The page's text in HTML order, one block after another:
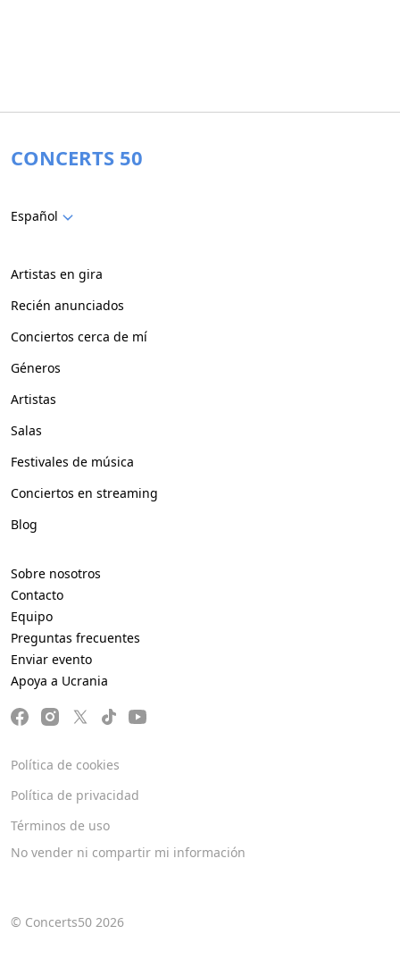
CONCERTS 50
Español
© Concerts50 2026
Artistas en gira
Recién anunciados
Conciertos cerca de mí
Géneros
Artistas
Salas
Festivales de música
Conciertos en streaming
Blog
Sobre nosotros
Contacto
Equipo
Preguntas frecuentes
Enviar evento
Apoya a Ucrania
Política de cookies
Política de privacidad
Términos de uso
No vender ni compartir mi información